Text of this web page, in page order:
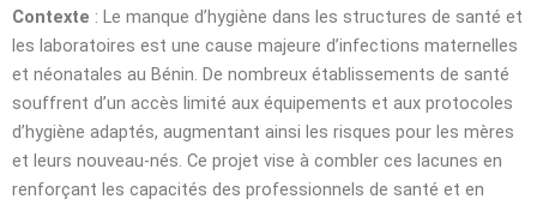
Contexte : Le manque d’hygiène dans les structures de santé et
les laboratoires est une cause majeure d’infections maternelles
et néonatales au Bénin. De nombreux établissements de santé
souffrent d’un accès limité aux équipements et aux protocoles
d’hygiène adaptés, augmentant ainsi les risques pour les mères
et leurs nouveau-nés. Ce projet vise à combler ces lacunes en
renforçant les capacités des professionnels de santé et en